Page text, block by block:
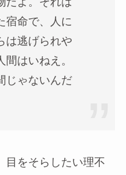
宿命で、人に
は逃げられや
はいねえ。
じゃないんだ
目をそらしたい理不